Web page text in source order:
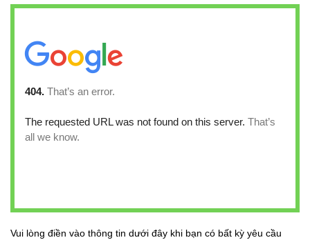
Vui lòng điền vào thông tin dưới đây khi bạn có bất kỳ yêu cầu